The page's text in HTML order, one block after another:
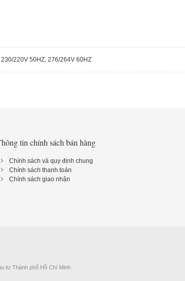
220V 50HZ, 276/264V 60HZ
tin chính sách bán hàng
Chính sách và quy định chung
Chính sách thanh toán
Chính sách giao nhận
tư Thành phố Hồ Chí Minh